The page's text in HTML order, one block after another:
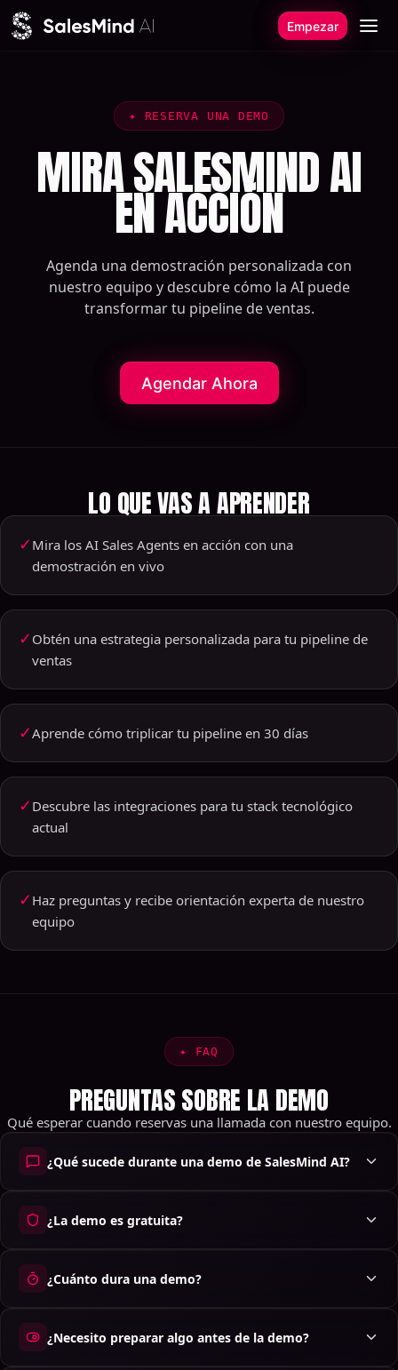
Ir al contenido
Empezar
✦ RESERVA UNA DEMO
MIRA SALESMIND AI
EN ACCIÓN
Agenda una demostración personalizada con
nuestro equipo y descubre cómo la AI puede
transformar tu pipeline de ventas.
Agendar Ahora
LO QUE VAS A APRENDER
✓ Mira los AI Sales Agents en acción con una
demostración en vivo
✓ Obtén una estrategia personalizada para tu pipeline de
ventas
✓Aprende cómo triplicar tu pipeline en 30 días
✓ Descubre las integraciones para tu stack tecnológico
actual
✓ Haz preguntas y recibe orientación experta de nuestro
equipo
✦ FAQ
PREGUNTAS SOBRE LA DEMO
Qué esperar cuando reservas una llamada con nuestro equipo.
¿Qué sucede durante una demo de SalesMind AI?
¿La demo es gratuita?
¿Cuánto dura una demo?
¿Necesito preparar algo antes de la demo?